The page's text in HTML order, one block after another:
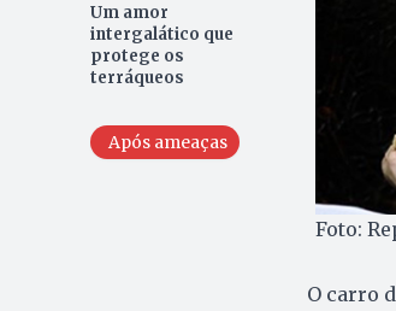
Um amor
intergalático que
protege os
terráqueos
Após ameaças
Foto:
O carro